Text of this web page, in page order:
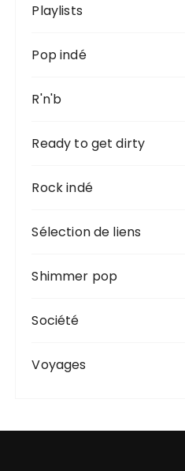
Playlists
Pop indé
R'n'b
Ready to get dirty
Rock indé
Sélection de liens
Shimmer pop
Société
Voyages